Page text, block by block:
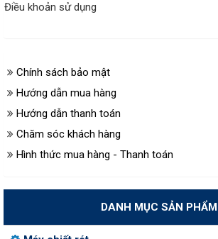
Điều khoản sử dụng
Chính sách bảo mật
Hướng dẫn mua hàng
Hướng dẫn thanh toán
Chăm sóc khách hàng
Hình thức mua hàng - Thanh toán
DANH MỤC SẢN PHẨM